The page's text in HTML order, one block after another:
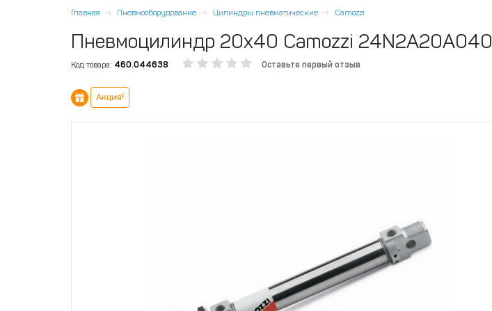
Главная Пневмооборудование Цилиндры пневматические Camozzi
Пневмоцилиндр 20x40 Camozzi 24N2A20A040
Код товара: 460.044638 Оставьте первый отзыв
Акция!